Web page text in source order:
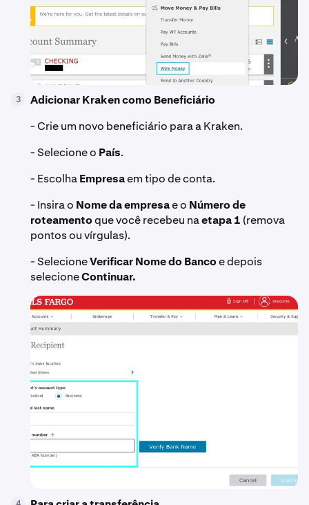
3
Adicionar Kraken como Beneficiário
- Crie um novo beneficiário para a Kraken.
- Selecione o País.
- EscolhaEmpresaem tipo de conta.
- Insira o Nome da empresae o Número de
roteamentoque você recebeu naetapa 1 (remova
pontos ou vírgulas).
- SelecioneVerificar Nome do Bancoe depois
selecioneContinuar.